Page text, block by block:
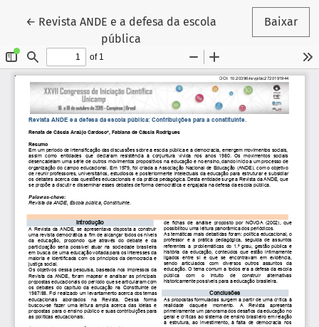
← Voltar aos Detalhes do Artigo
Revista ANDE e a defesa da escola
pública
Baixar